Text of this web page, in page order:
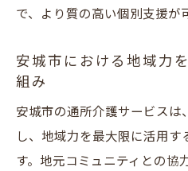
場
地域イベントを介
安城市での介護員求人
で、より質の高い個別支援が
安城市における地域力
組み
安城市の通所介護サービスは
し、地域力を最大限に活用す
す。地元コミュニティとの協